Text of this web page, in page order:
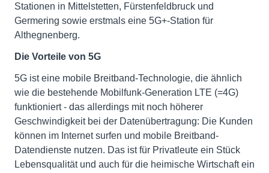
Stationen in Mittelstetten, Fürstenfeldbruck und
Germering sowie erstmals eine 5G+-Station für
Althegnenberg.
Die Vorteile von 5G
5G ist eine mobile Breitband-Technologie, die ähnlich
wie die bestehende Mobilfunk-Generation LTE (=4G)
funktioniert - das allerdings mit noch höherer
Geschwindigkeit bei der Datenübertragung: Die Kunden
können im Internet surfen und mobile Breitband-
Datendienste nutzen. Das ist für Privatleute ein Stück
Lebensqualität und auch für die heimische Wirtschaft ein